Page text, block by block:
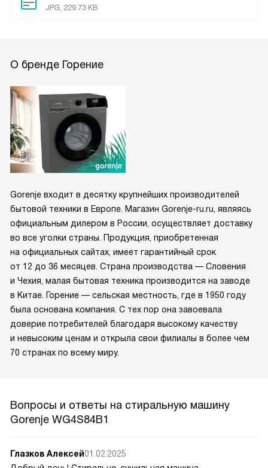
JPG, 229.73 KB
О бренде Горение
Gorenje входит в десятку крупнейших производителей
бытовой техники в Европе. Магазин Gorenje-ru.ru, являясь
официальным дилером в России, осуществляет доставку
во все уголки страны. Продукция, приобретенная
на официальных сайтах, имеет гарантийный срок
от 12 до 36 месяцев. Страна производства — Словения
и Чехия, малая бытовая техника производится на заводе
в Китае. Горение — сельская местность, где в 1950 году
была основана компания. С тех пор она завоевала
доверие потребителей благодаря высокому качеству
и невысоким ценам и открыла свои филиалы в более чем
70 странах по всему миру.
Вопросы и ответы на стиральную машину
Gorenje WG4S84B1
Глазков Алексей01.02.2025